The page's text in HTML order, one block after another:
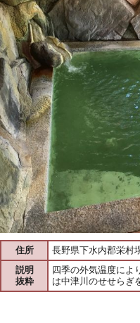
住所
長野県下水内郡栄村
説明
抜粋
四季の外気温度によ
は中津川のせせらぎ